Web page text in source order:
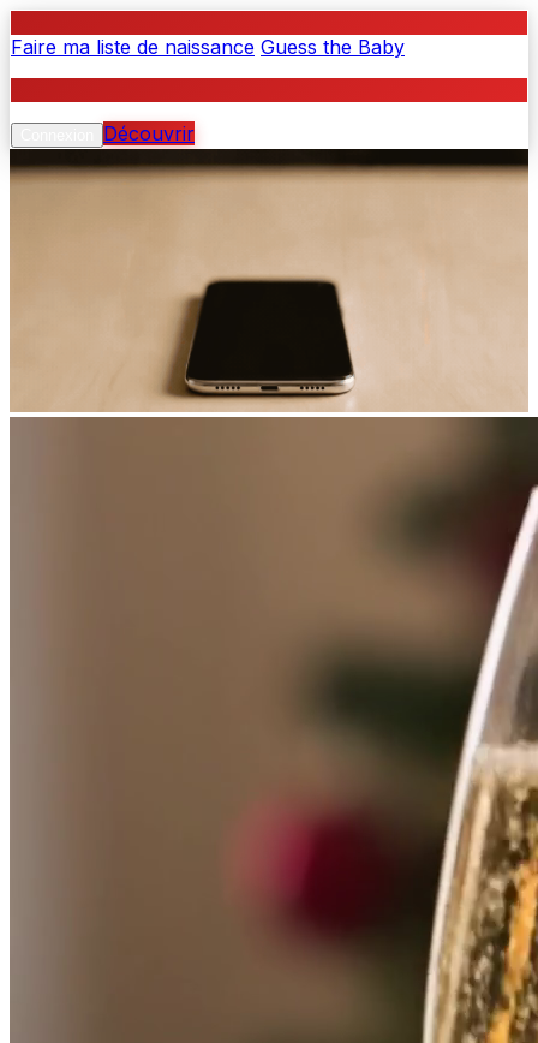
Faire ma liste de naissance Guess the Baby
Découvrir